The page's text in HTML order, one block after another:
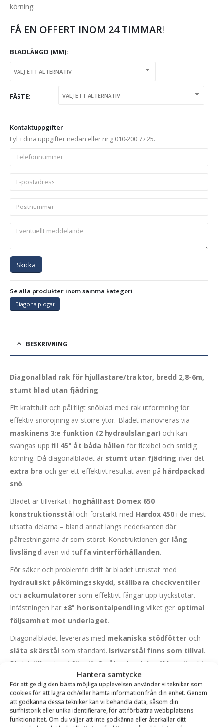
Hantera samtycke
För att ge dig den bästa möjliga upplevelsen använder vi tekniker som
cookies för att lagra och/eller hämta information från din enhet. Genom
att godkänna dessa tekniker kan vi behandla data, såsom din
surfhistorik eller unika identifierare, för att förbättra webbplatsens
funktionalitet. Om du väljer att inte godkänna eller återkallar ditt
körning.
FÅ EN OFFERT INOM 24 TIMMAR!
BLADLÄNGD (MM)
FÄSTE
Kontaktuppgifter
Fyll i dina uppgifter nedan eller ring 010-200 77 25.
Skicka
Se alla produkter inom samma kategori
Diagonalplogar
BESKRIVNING
Diagonalblad rak för hjullastare/traktor, bredd 2,8-6m,
stumt blad utan fjädring
Ett kraftfullt och pålitligt snöblad med rak utformning för
effektiv snöröjning av större ytor. Bladet manövreras via
maskinens 3:e funktion (2 hydraulslangar) och kan
svängas upp till 45° åt båda hållen för flexibel och smidig
körning. Då diagonalbladet är stumt utan fjädring river det
extra bra och ger ett effektivt resultat även på hårdpackad
snö.
Bladet är tillverkat i höghållfast Domex 650
konstruktionsstål och förstärkt med Hardox 450 i de mest
utsatta delarna – bland annat längs nederkanten där
påfrestningarna är som störst. Konstruktionen ger lång
livslängd även vid tuffa vinterförhållanden.
För säker och problemfri drift är bladet utrustat med
hydrauliskt påkörningsskydd, ställbara chockventiler
och ackumulatorer som effektivt fångar upp tryckstötar.
Infästningen har ±8° horisontalpendling vilket ger optimal
följsamhet mot underlaget.
Diagonalbladet levereras med mekaniska stödfötter och
släta skärstål som standard. Isrivarstål finns som tillval.
Bladet tillverkas i Sävsjö, Småland , och är
väl beprövat i
både svenska och norska fjällmiljöer.
Observera att hydraulslangar mellan maskin och redskap
inte ingår (kan beställas som tillval).